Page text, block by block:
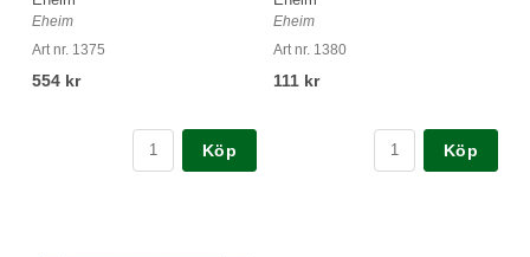
Eheim
Art nr. 1375
554 kr
Köp
Eheim
Art nr. 1380
111 kr
Köp